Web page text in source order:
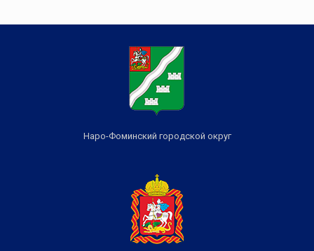
Наро-Фоминский городской округ